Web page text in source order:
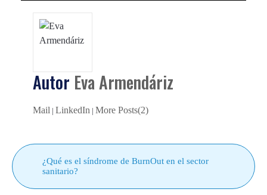
Autor Eva Armendáriz
Mail LinkedIn More Posts(2)
¿Qué es el síndrome de BurnOut en el sector
sanitario?